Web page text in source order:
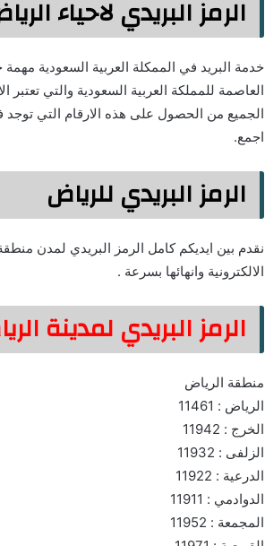
الرمز البريدي لاحياء
خدمة البريد في الممكلة العربية السعودية
العاصمة للمملكة العربية السعودية والتي تعتبر
الجميع من الحصول على هذه الارقام التي توجد
اجمع.
الرمز البريدي للرياض
نقدم بين ايديكم كامل الرمز البريدي لمدن
الالكترونية وانهائها بسرعة .
الرمز البريدي لمدينة
منطقة الرياض
الرياض : 11461
الخرج : 11942
الزلفى : 11932
الدرعية : 11922
الدوادمي : 11911
المجمعة : 11952